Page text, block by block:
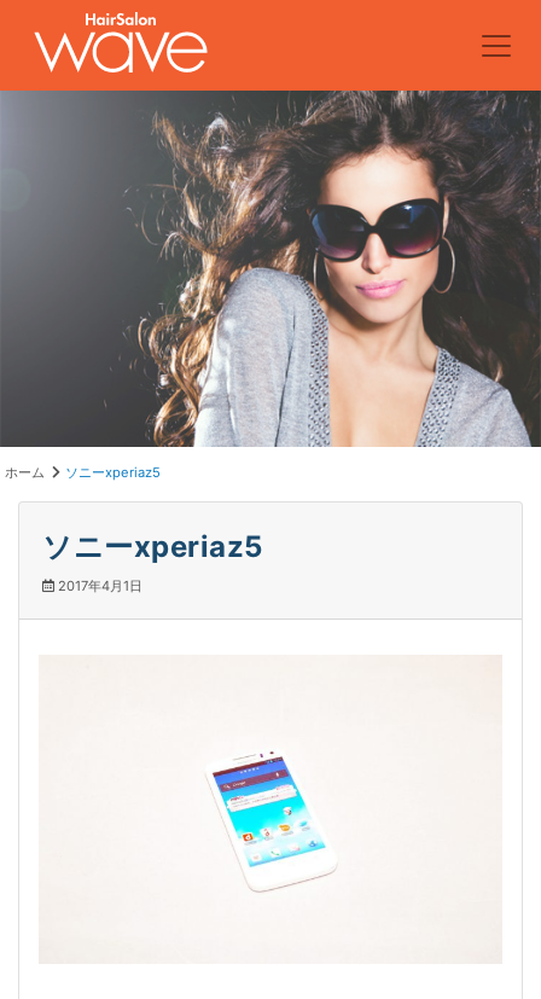
ホーム ソニーxperiaz5
ソニーxperiaz5
2017年4月1日